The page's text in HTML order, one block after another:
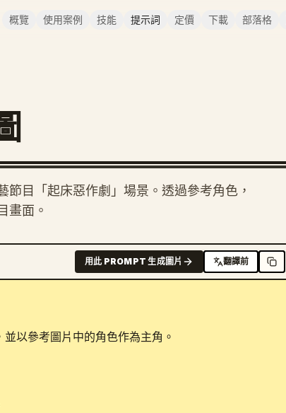
概覽 使用案例 技能 提示詞 定價 下載 部落格
目「起床惡作劇」場景。透過參考角色，
畫面。
用此 PROMPT 生成圖片 翻譯前
並以參考圖片中的角色作為主角。